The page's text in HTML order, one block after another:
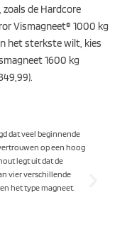
de Hardcore
Vismagneet® 1000 kg
het sterkste wilt, kies
1600 kg
dat veel beginnende
op een hoog
legt uit dat de
vier verschillende
het type magneet.